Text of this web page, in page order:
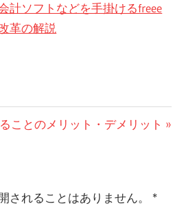
計ソフトなどを手掛けるfreee
革の解説
ことのメリット・デメリット
されることはありません。
*